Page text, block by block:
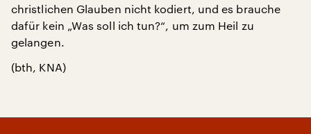
christlichen Glauben nicht kodiert, und es brauche
dafür kein „Was soll ich tun?“, um zum Heil zu
gelangen.
(bth, KNA)